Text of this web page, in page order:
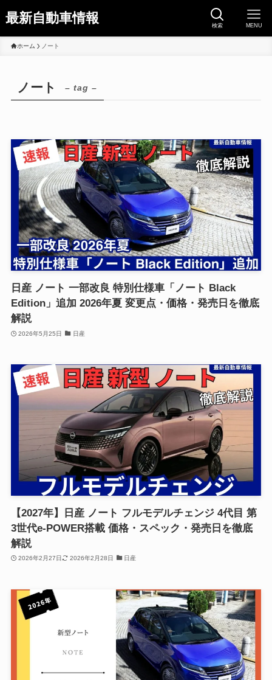
最新自動車情報 検索 MENU
ホーム ノート
ノート – tag –
日産 ノート 一部改良 特別仕様車「ノート Black
Edition」追加 2026年夏 変更点・価格・発売日を徹底
解説
2026年5月25日 日産
【2027年】日産 ノート フルモデルチェンジ 4代目 第
3世代e-POWER搭載 価格・スペック・発売日を徹底
解説
2026年2月27日 2026年2月28日 日産